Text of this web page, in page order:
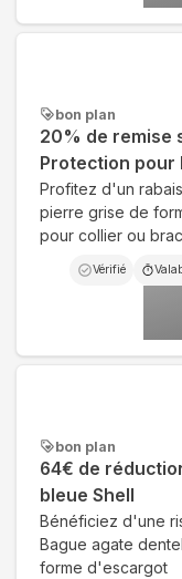
bon plan
20% de remise
Protection pour
Profitez d'un
pierre grise de
pour collier ou
Vérifié
bon plan
64€ de
bleue Shell
Bénéficiez d'une
Bague agate
forme d'escargot